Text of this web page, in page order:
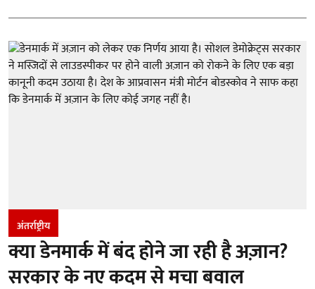
अंतर्राष्ट्रीय
क्या डेनमार्क में बंद होने जा रही है अज़ान?
सरकार के नए कदम से मचा बवाल